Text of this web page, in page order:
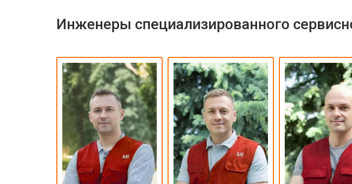
технику!
Инженеры специализированного